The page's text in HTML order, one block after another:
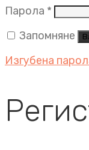
Парола *
Запомняне
Изгубена